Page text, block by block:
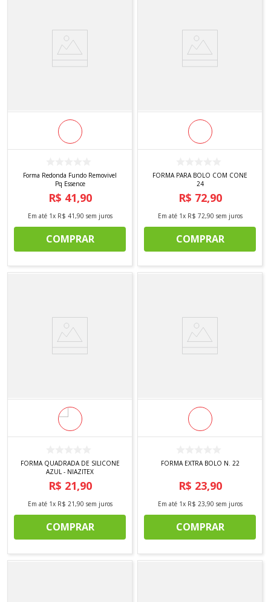
Forma Redonda Fundo Removivel
Pq Essence
R$ 41,90
Em até 1x R$ 41,90 sem juros
COMPRAR
FORMA PARA BOLO COM CONE
24
R$ 72,90
Em até 1x R$ 72,90 sem juros
COMPRAR
FORMA QUADRADA DE SILICONE
AZUL - NIAZITEX
R$ 21,90
Em até 1x R$ 21,90 sem juros
COMPRAR
FORMA EXTRA BOLO N. 22
R$ 23,90
Em até 1x R$ 23,90 sem juros
COMPRAR